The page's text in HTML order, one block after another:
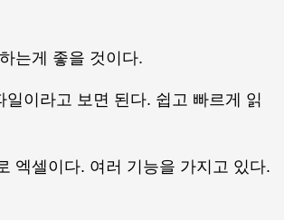
는게 좋을 것이다.
일이라고 보면 된다. 쉽고 빠르게 읽
엑셀이다. 여러 기능을 가지고 있다.